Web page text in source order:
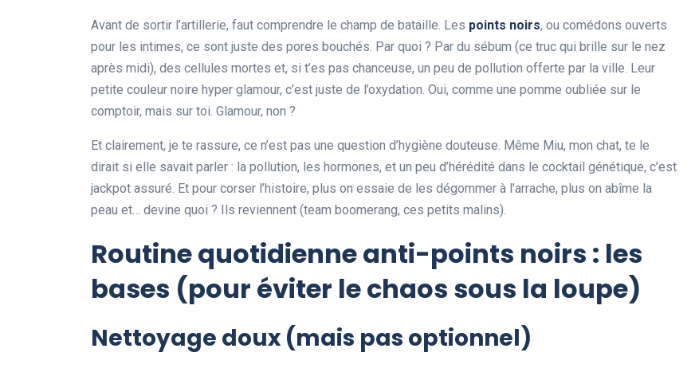
Avant de sortir l’artillerie, faut comprendre le champ de bataille. Les points noirs, ou comédons ouverts
pour les intimes, ce sont juste des pores bouchés. Par quoi ? Par du sébum (ce truc qui brille sur le nez
après midi), des cellules mortes et, si t’es pas chanceuse, un peu de pollution offerte par la ville. Leur
petite couleur noire hyper glamour, c’est juste de l’oxydation. Oui, comme une pomme oubliée sur le
comptoir, mais sur toi. Glamour, non ?
Et clairement, je te rassure, ce n’est pas une question d’hygiène douteuse. Même Miu, mon chat, te le
dirait si elle savait parler : la pollution, les hormones, et un peu d’hérédité dans le cocktail génétique, c’est
jackpot assuré. Et pour corser l’histoire, plus on essaie de les dégommer à l’arrache, plus on abîme la
peau et… devine quoi ? Ils reviennent (team boomerang, ces petits malins).
Routine quotidienne anti-points noirs : les
bases (pour éviter le chaos sous la loupe)
Nettoyage doux (mais pas optionnel)
Quel style de coupe courte
05 août 2026